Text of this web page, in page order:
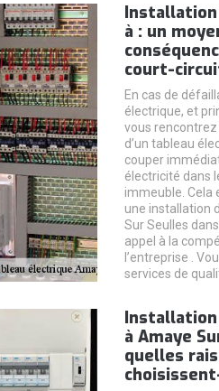
à : un
court-
En cas de
électrique, et
vous rencontrez
d’un tableau
couper
électricité dans
immeuble. Cela
une installation
Sur Seulles
appel à la
l’entreprise .
services de
à Amaye
quelles